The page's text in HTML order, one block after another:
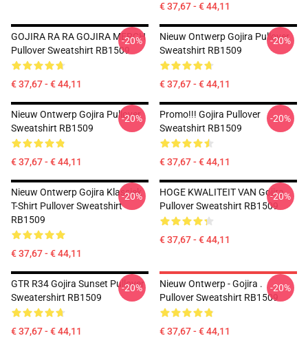
€ 37,67 - € 44,11
GOJIRA RA RA GOJIRA MERCH
Pullover Sweatshirt RB1509
€ 37,67 - € 44,11
-20%
Nieuw Ontwerp Gojira Pullover
Sweatshirt RB1509
€ 37,67 - € 44,11
-20%
Nieuw Ontwerp Gojira Pullover
Sweatshirt RB1509
€ 37,67 - € 44,11
-20%
Promo!!! Gojira Pullover
Sweatshirt RB1509
€ 37,67 - € 44,11
-20%
Nieuw Ontwerp Gojira Klassiek
T-Shirt Pullover Sweatshirt
RB1509
€ 37,67 - € 44,11
-20%
HOGE KWALITEIT VAN Gojira
Pullover Sweatshirt RB1509
€ 37,67 - € 44,11
-20%
GTR R34 Gojira Sunset Pullover
Sweatershirt RB1509
€ 37,67 - € 44,11
-20%
Nieuw Ontwerp - Gojira .
Pullover Sweatshirt RB1509
€ 37,67 - € 44,11
-20%